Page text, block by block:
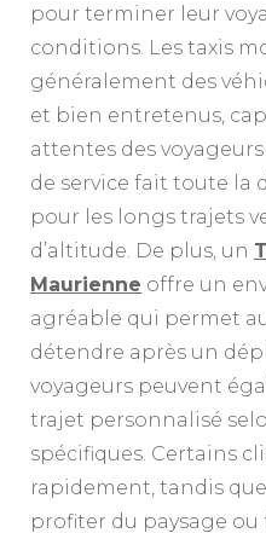
pour terminer leur
conditions. Les taxis
généralement des
et bien entretenus,
attentes des
de service fait toute la
pour les longs trajets
d’altitude. De plus, un
Maurienne offre un
agréable qui permet
détendre après un
voyageurs peuvent
trajet personnalisé
spécifiques. Certains
rapidement, tandis
profiter du paysage